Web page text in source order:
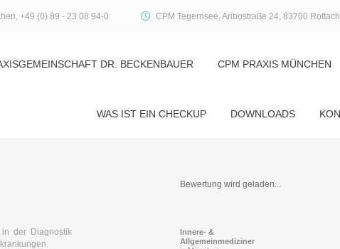
+49 (0) 89 - 23 08 94-0 CPM Tegernsee, Aribostraße 24, 83700
DR. BECKENBAUER CPM PRAXIS MÜNCHEN
WAS IST EIN CHECKUP DOWNLOADS
in der Diagnostik
Bewertung wird geladen...
Innere- &
Allgemeinmediziner